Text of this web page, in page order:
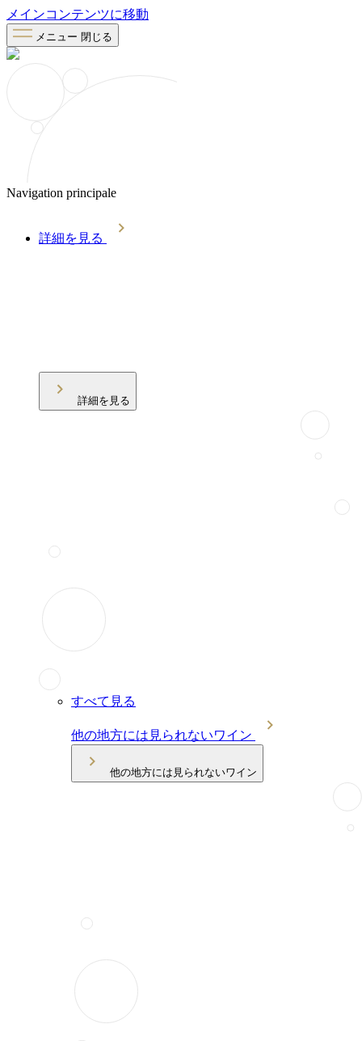
メインコンテンツに移動
メニュー 閉じる
Navigation principale
詳細を見る
詳細を見る
すべて見る
他の地方には見られないワイン
他の地方には見られないワイン